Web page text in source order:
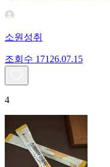
소원성취
조회수 171 26.07.15
4